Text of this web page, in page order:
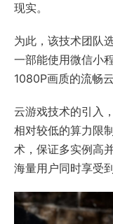
现实。
为此，该技术团队
一部能使用微信小
1080P画质的流畅云
云游戏技术的引入
相对较低的算力限
术，保证多实例高
海量用户同时享受